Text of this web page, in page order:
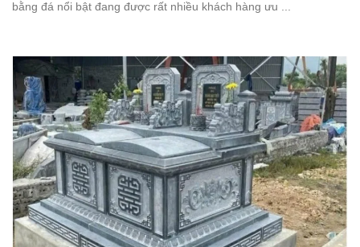
bằng đá nổi bật đang được rất nhiều khách hàng ưu ...